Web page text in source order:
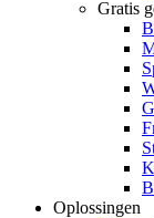
Gratis
Oplossingen